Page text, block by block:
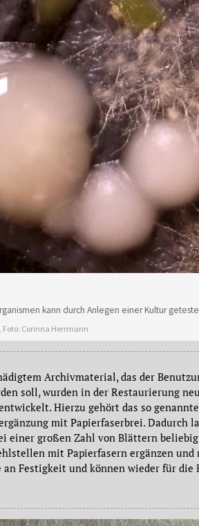
kann durch Anlegen einer Kultur
Corinna Herrmann
Archivmaterial, das der
soll, wurden in der Restaurierung
Hierzu gehört das so genannte
mit Papierfaserbrei. Dadurch
einer großen Zahl von Blättern
mit Papierfasern ergänzen und
an Festigkeit und können wieder für die